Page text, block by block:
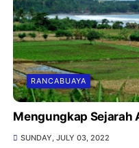
RANCABUAYA
Mengungkap Sejarah
SUNDAY, JULY 03, 2022